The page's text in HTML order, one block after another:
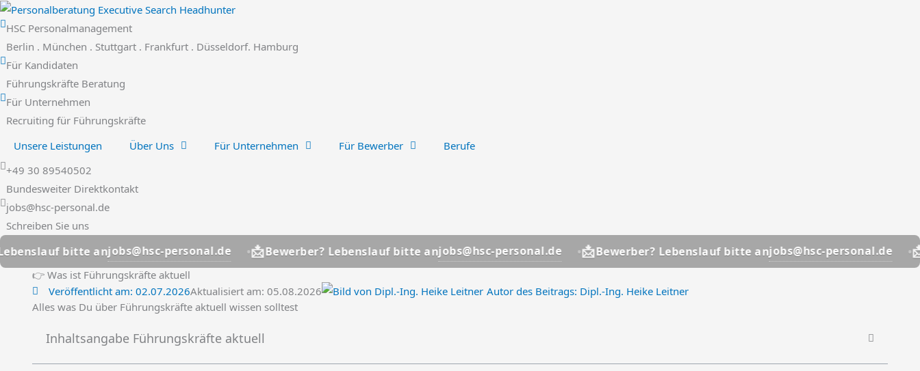
Zum
Inhalt
springen
HSC Personalmanagement
Berlin . München . Stuttgart . Frankfurt . Düsseldorf. Hamburg
Für Kandidaten
Führungskräfte Beratung
Für Unternehmen
Recruiting für Führungskräfte
Unsere Leistungen
Über Uns Für Unternehmen Für Bewerber
Berufe
+49 30 89540502
Bundesweiter Direktkontakt
jobs@hsc-personal.de
Schreiben Sie uns
bitte anjobs@hsc-personal.de 📩Bewerber? Lebenslauf bitte anjobs@hsc-personal.de 📩Bewerber? Lebenslauf bitte anjobs@hsc-personal.de 📩
👉 Was ist Führungskräfte aktuell
Veröffentlicht am: 02.07.2026Aktualisiert am: 05.08.2026 Autor des Beitrags: Dipl.-Ing. Heike Leitner
Alles was Du über Führungskräfte aktuell wissen solltest
Inhaltsangabe Führungskräfte aktuell